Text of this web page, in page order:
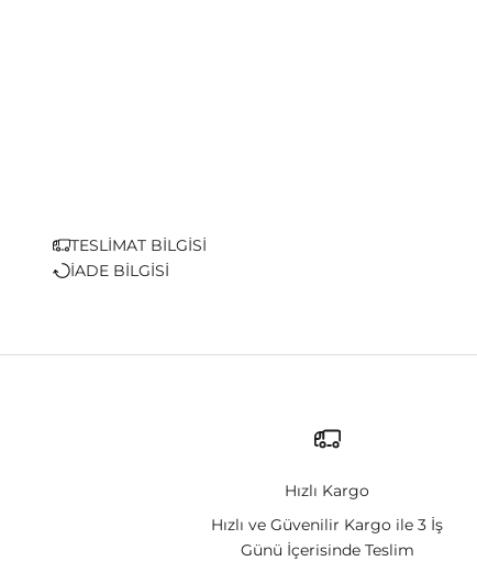
TESLİMAT BİLGİSİ
İADE BİLGİSİ
Hızlı Kargo
Hızlı ve Güvenilir Kargo ile 3 İş
Günü İçerisinde Teslim